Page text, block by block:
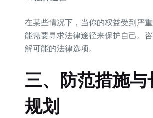
在某些情况下，当你的权益受到严
能需要寻求法律途径来保护自己。
解可能的法律选项。
三、防范措施与
规划